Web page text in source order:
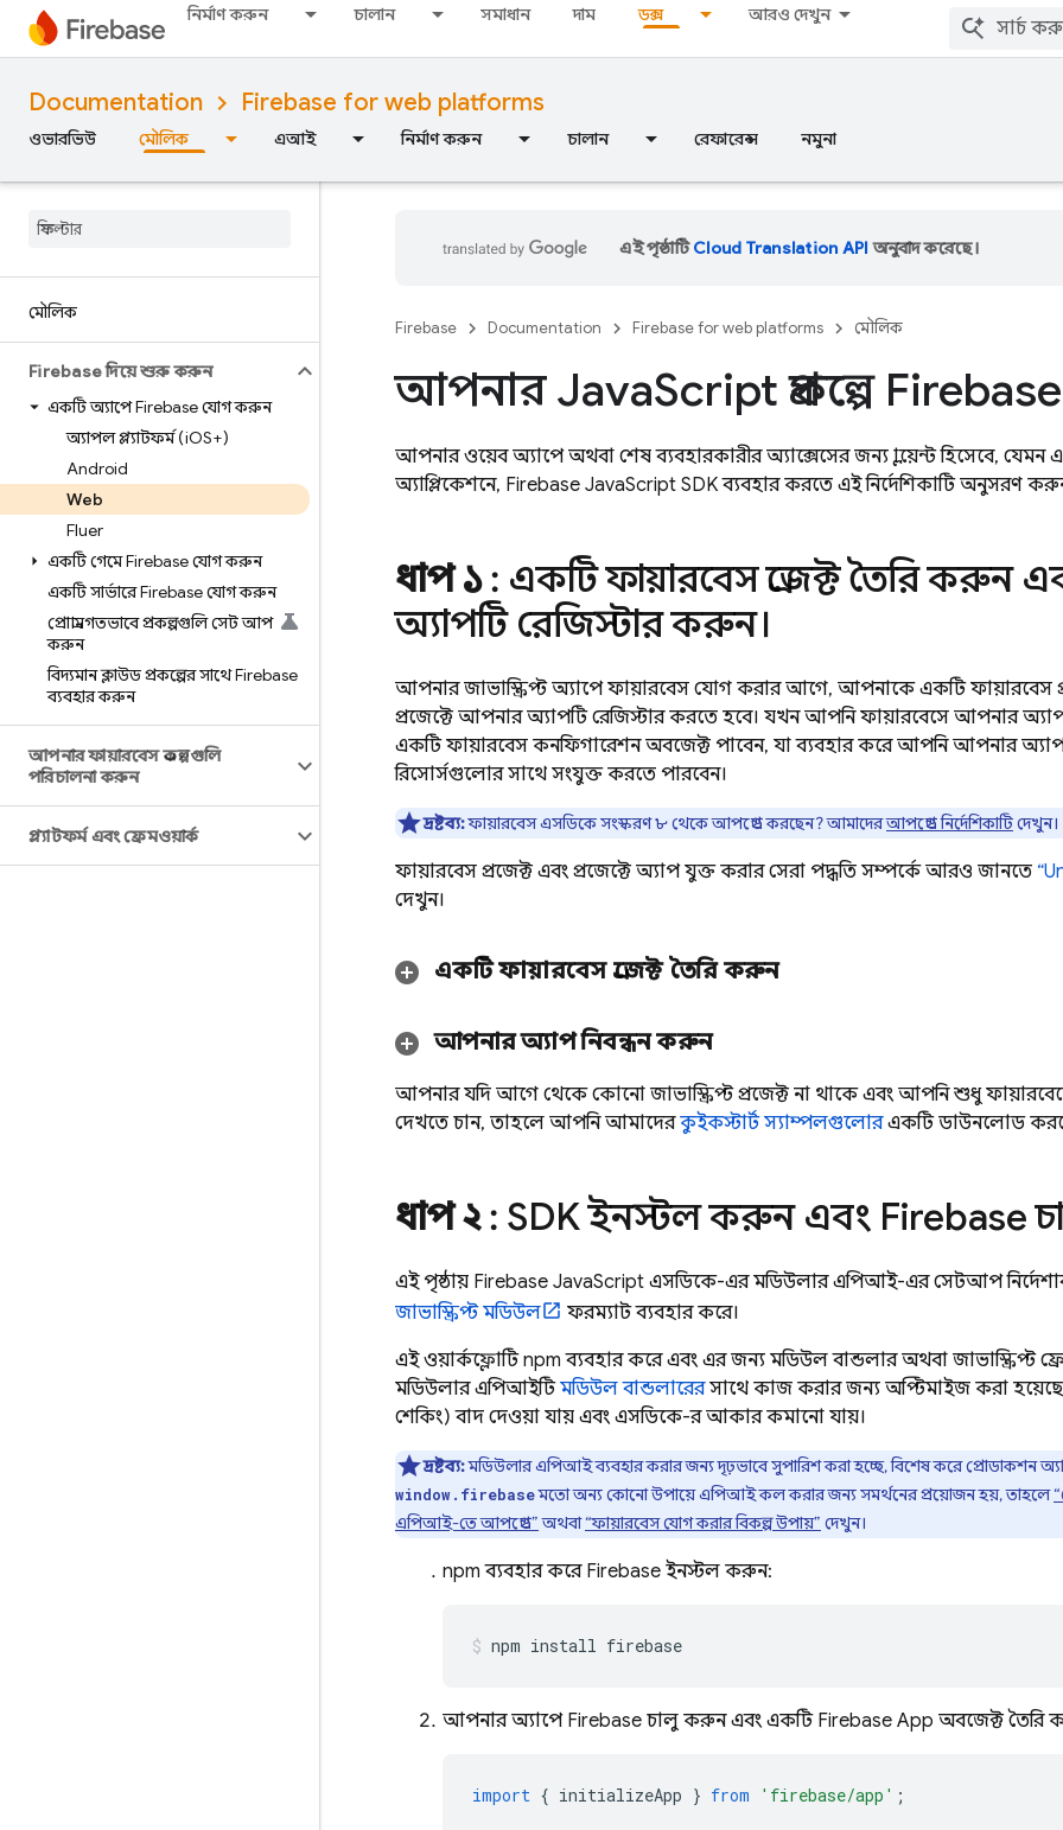
নির্মাণ করুন চালান সমাধান দাম ডক্স আরও দেখুন
Documentation Firebase for web platforms
ওভারভিউ মৌলিক এআই নির্মাণ করুন চালান রেফারেন্স নমুনা
মৌলিক
Firebase দিয়ে শুরু করুন
একটি অ্যাপে Firebase যোগ করুন
অ্যাপল প্ল্যাটফর্ম (iOS+)
Android
Web
Flutter
একটি গেমে Firebase যোগ করুন
একটি সার্ভারে Firebase যোগ করুন
প্রোগ্রামগতভাবে প্রকল্পগুলি সেট আপ
করুন
বিদ্যমান ক্লাউড প্রকল্পের সাথে Firebase
ব্যবহার করুন
আপনার ফায়ারবেস প্রকল্পগুলি
পরিচালনা করুন
প্ল্যাটফর্ম এবং ফ্রেমওয়ার্ক
এই পৃষ্ঠাটিCloud Translation API অনুবাদ করেছে।
Firebase Documentation Firebase for web platforms মৌলিক
আপনার JavaScript প্রকল্পে
আপনার ওয়েব অ্যাপে অথবা শেষ ব্যবহারকারীর অ্যাক্সেসের জন্য ক্লায়েন্ট হিসেবে,
অ্যাপ্লিকেশনে, Firebase JavaScript SDK ব্যবহার করতে এই নির্দেশিকাটি অনুসরণ
ধাপ ১: একটি ফায়ারবেস প্রজেক্ট তৈরি করুন
অ্যাপটি রেজিস্টার করুন।
আপনার জাভাস্ক্রিপ্ট অ্যাপে ফায়ারবেস যোগ করার আগে, আপনাকে একটি ফায়ারবেস
প্রজেক্টে আপনার অ্যাপটি রেজিস্টার করতে হবে। যখন আপনি ফায়ারবেসে আপনার
একটি ফায়ারবেস কনফিগারেশন অবজেক্ট পাবেন, যা ব্যবহার করে আপনি আপনার
রিসোর্সগুলোর সাথে সংযুক্ত করতে পারবেন।
দ্রষ্টব্য:ফায়ারবেস এসডিকে সংস্করণ ৮ থেকে আপগ্রেড করছেন? আমাদেরআপগ্রেড নির্দেশিকাটিদেখুন।
ফায়ারবেস প্রজেক্ট এবং প্রজেক্টে অ্যাপ যুক্ত করার সেরা পদ্ধতি সম্পর্কে আরও জানতে
দেখুন।
একটি ফায়ারবেস প্রজেক্ট তৈরি করুন
আপনার অ্যাপ নিবন্ধন করুন
আপনার যদি আগে থেকে কোনো জাভাস্ক্রিপ্ট প্রজেক্ট না থাকে এবং আপনি শুধু
দেখতে চান, তাহলে আপনি আমাদেরকুইকস্টার্ট স্যাম্পলগুলোরএকটি ডাউনলোড
ধাপ ২: SDK ইনস্টল করুন এবং Firebase
এই পৃষ্ঠায় Firebase JavaScript এসডিকে-এর মডিউলার এপিআই-এর সেটআপ
জাভাস্ক্রিপ্ট মডিউল
ফরম্যাট ব্যবহার করে।
এই ওয়ার্কফ্লোটি npm ব্যবহার করে এবং এর জন্য মডিউল বান্ডলার অথবা জাভাস্ক্রিপ্ট
মডিউলার এপিআইটিমডিউল বান্ডলারেরসাথে কাজ করার জন্য অপ্টিমাইজ করা
শেকিং) বাদ দেওয়া যায় এবং এসডিকে-র আকার কমানো যায়।
দ্রষ্টব্য:মডিউলার এপিআই ব্যবহার করার জন্য দৃঢ়ভাবে সুপারিশ করা হচ্ছে, বিশেষ করে প্রোডাকশন
window.firebaseমতো অন্য কোনো উপায়ে এপিআই কল করার জন্য সমর্থনের প্রয়োজন হয়, তাহলে
এপিআই-তে আপগ্রেড”অথবা“ফায়ারবেস যোগ করার বিকল্প উপায়” দেখুন।
npm ব্যবহার করে Firebase ইনস্টল করুন:
npm install firebase
আপনার অ্যাপে Firebase চালু করুন এবং একটি Firebase App অবজেক্ট তৈরি
import { initializeApp } from 'firebase/app' ;